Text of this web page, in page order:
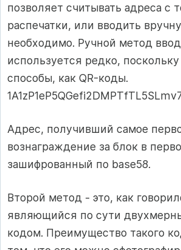
позволяет считывать адреса с
распечатки, или вводить
необходимо. Ручной метод
используется редко,
способы, как QR-коды.
Адрес, получивший самое
вознаграждение за блок в
зашифрованный по base58.
Второй метод - это, как
являющийся по сути
кодом. Преимущество такого